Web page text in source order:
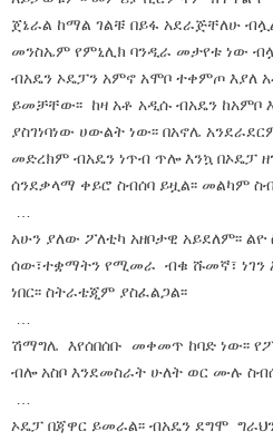
ጀኔራል ከማል ገልቹ በይፋ አደራጅቸለሁ
መንስኤም የምኒሊክ ባንዲራ መታየቱ ነው
ብአዴን ኦዴፓን አምኖ አሞቦ ተቀምጦ እያለ
ይመቻቸው፡፡ ከዛ አቶ አዲሱ ብአዴን ከአምቦ
ያስገነባነው ሀውልት ነው፡፡ በአኖሌ
መድረክም ብአዴን ነጥብ ጥሎ እንኳ በኦዴፓ
ሰንደቃላማ ቀይሮ ስብሰባ ይዟል፡፡ መልካም
አሁን ያለው ፖለቲካ አዘቦታዊ አይደለም፡፡ ልዮ
ሰው፣ተቋማትን የሚመራ ብቁ ሹመኛ፣ ነገን
ነበር፡፡ ስትራቴጂም ያስፈልጋል፡፡
ሽማግሌ እየሰበሰቡ መቀመጥ ከባድ ነው፡፡
ብሎ አስቦ እንደመስራት ሁለት ወር ሙሉ
ኦዴፓ በጃዋር ይመራል፡፡ ብአዴን ደግሞ